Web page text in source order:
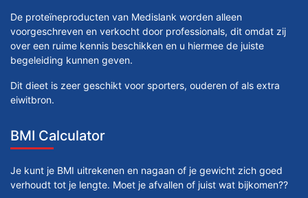
De proteïneproducten van Medislank worden alleen
voorgeschreven en verkocht door professionals, dit omdat zij
over een ruime kennis beschikken en u hiermee de juiste
begeleiding kunnen geven.
Dit dieet is zeer geschikt voor sporters, ouderen of als extra
eiwitbron.
BMI Calculator
Je kunt je BMI uitrekenen en nagaan of je gewicht zich goed
verhoudt tot je lengte. Moet je afvallen of juist wat bijkomen??